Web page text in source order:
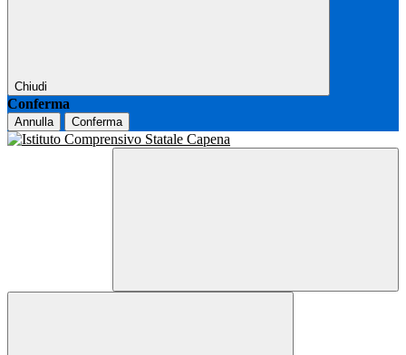
Chiudi
Conferma
Annulla Conferma